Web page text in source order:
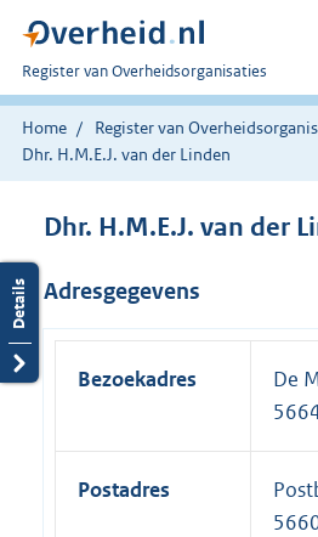
U
bent
nu
hier:
Register van Overheidsorganisaties
Home Register van
Dhr. H.M.E.J. van der Linden
Dhr. H.M.E.J. van der
Adresgegevens
Bezoekadres
De
Postadres